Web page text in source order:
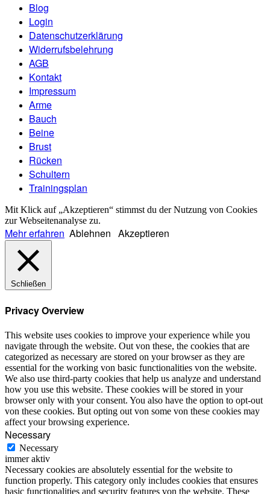
Blog
Login
Datenschutzerklärung
Widerrufsbelehrung
AGB
Kontakt
Impressum
Arme
Bauch
Beine
Brust
Rücken
Schultern
Trainingsplan
Mit Klick auf „Akzeptieren“ stimmst du der Nutzung von Cookies
zur Webseitenanalyse zu.
Mehr erfahren Ablehnen Akzeptieren
Schließen
Privacy Overview
This website uses cookies to improve your experience while you
navigate through the website. Out von these, the cookies that are
categorized as necessary are stored on your browser as they are
essential for the working von basic functionalities von the website.
We also use third-party cookies that help us analyze and understand
how you use this website. These cookies will be stored in your
browser only with your consent. You also have the option to opt-out
von these cookies. But opting out von some von these cookies may
affect your browsing experience.
Necessary
Necessary
immer aktiv
Necessary cookies are absolutely essential for the website to
function properly. This category only includes cookies that ensures
basic functionalities and security features von the website. These